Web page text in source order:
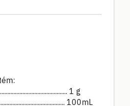
1 g
100mL